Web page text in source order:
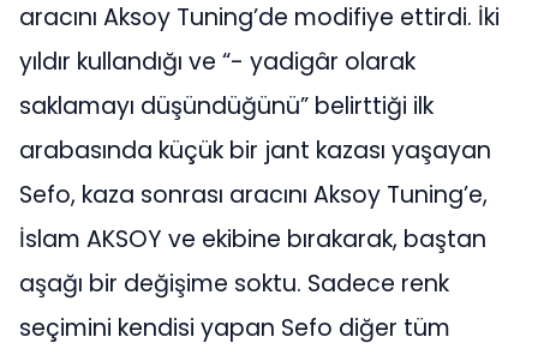
aracını Aksoy Tuning’de modifiye ettirdi. İki
yıldır kullandığı ve “- yadigâr olarak
saklamayı düşündüğünü” belirttiği ilk
arabasında küçük bir jant kazası yaşayan
Sefo, kaza sonrası aracını Aksoy Tuning’e,
İslam AKSOY ve ekibine bırakarak, baştan
aşağı bir değişime soktu. Sadece renk
seçimini kendisi yapan Sefo diğer tüm